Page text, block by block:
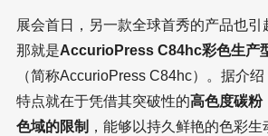
展会首日，另一款全球首秀的产品也引
那就是AccurioPress C84hc彩色生产
（简称AccurioPress C84hc）。据介
特点就在于凭借其突破性的高色度碳粉
色域的限制 ，能够以持久鲜艳的色彩生